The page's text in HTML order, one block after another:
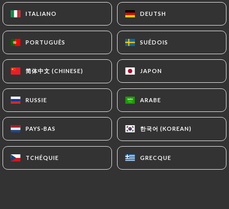
ITALIANO DEUTSH
PORTUGUÊS SUÉDOIS
简体中文 (CHINESE) JAPON
RUSSIE ARABE
PAYS-BAS 한국어 (KOREAN)
TCHÉQUIE GRECQUE
ITALIANO DEUTSH
PORTUGUÊS SUÉDOIS
简体中文 (CHINESE) JAPON
RUSSIE ARABE
PAYS-BAS 한국어 (KOREAN)
TCHÉQUIE GRECQUE